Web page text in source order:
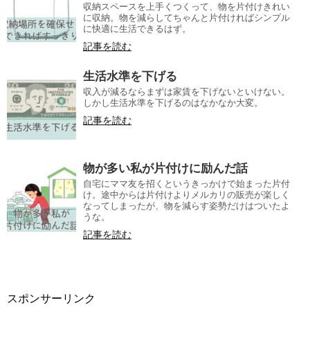
収納スペースを上手くつくって、物を片付けきれい
に収納。物を減らしてちゃんと片付ければシンプル
に快適に生活できるはず。
記事を読む
生活水準を下げる
収入が減るならまずは家賃を下げないといけない。
しかし生活水準を下げるのはなかなか大変。
記事を読む
物が多い私が片付けに励んだ話
自宅にママ友を招くというきっかけで始まった片付
け。途中からは片付けよりメルカリの販売が楽しく
なってしまったが、物を減らす姿勢だけはついたよ
うな。
記事を読む
スポンサーリンク